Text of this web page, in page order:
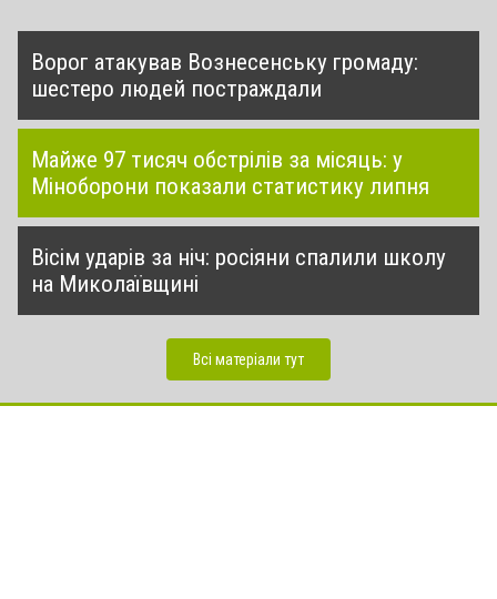
Ворог атакував Вознесенську громаду:
шестеро людей постраждали
Майже 97 тисяч обстрілів за місяць: у
Міноборони показали статистику липня
Вісім ударів за ніч: росіяни спалили школу
на Миколаївщині
Всі матеріали тут